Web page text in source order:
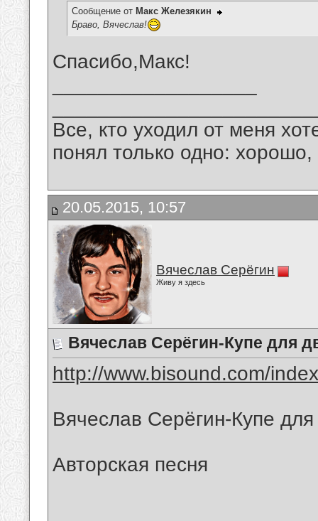
Сообщение от Макс Железякин
Браво, Вячеслав!
Спасибо,Макс!
Все, кто уходил от меня
понял только одно:
20.05.2015, 10:57
Вячеслав Серёгин
Живу я здесь
Вячеслав Серёгин-Купе для
http://www.bisound.com/
Вячеслав Серёгин-Купе
Авторская песня